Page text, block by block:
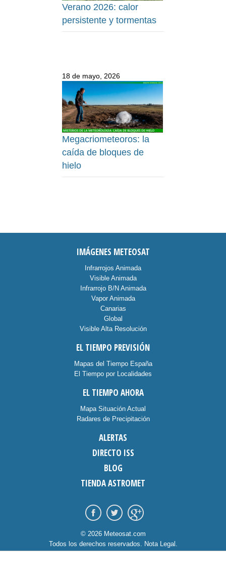
Verano 2026: calor
persistente y tormentas
18 de mayo, 2026
Megacriometeoros: la
caída de bloques de
hielo
IMÁGENES METEOSAT
Infrarrojos Animada
Visible Animada
Infrarrojo B/N Animada
Vapor Animada
Canarias
Global
Visible Alta Resolución
EL TIEMPO PREVISIÓN
Mapas del Tiempo España
El Tiempo por Localidades
EL TIEMPO AHORA
Mapa Situación Actual
Radares de Precipitación
ALERTAS
DIRECTO ISS
BLOG
TIENDA ASTROMET
© 2026 Meteosat.com
Todos los derechos reservados. Nota Legal .